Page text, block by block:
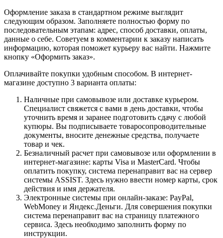
Оформление заказа в стандартном режиме выглядит
следующим образом. Заполняете полностью форму по
последовательным этапам: адрес, способ доставки, оплаты,
данные о себе. Советуем в комментарии к заказу написать
информацию, которая поможет курьеру вас найти. Нажмите
кнопку «Оформить заказ».
Оплачивайте покупки удобным способом. В интернет-
магазине доступно 3 варианта оплаты:
Наличные при самовывозе или доставке курьером.
Специалист свяжется с вами в день доставки, чтобы
уточнить время и заранее подготовить сдачу с любой
купюры. Вы подписываете товаросопроводительные
документы, вносите денежные средства, получаете
товар и чек.
Безналичный расчет при самовывозе или оформлении в
интернет-магазине: карты Visa и MasterCard. Чтобы
оплатить покупку, система перенаправит вас на сервер
системы ASSIST. Здесь нужно ввести номер карты, срок
действия и имя держателя.
Электронные системы при онлайн-заказе: PayPal,
WebMoney и Яндекс.Деньги. Для совершения покупки
система перенаправит вас на страницу платежного
сервиса. Здесь необходимо заполнить форму по
инструкции.